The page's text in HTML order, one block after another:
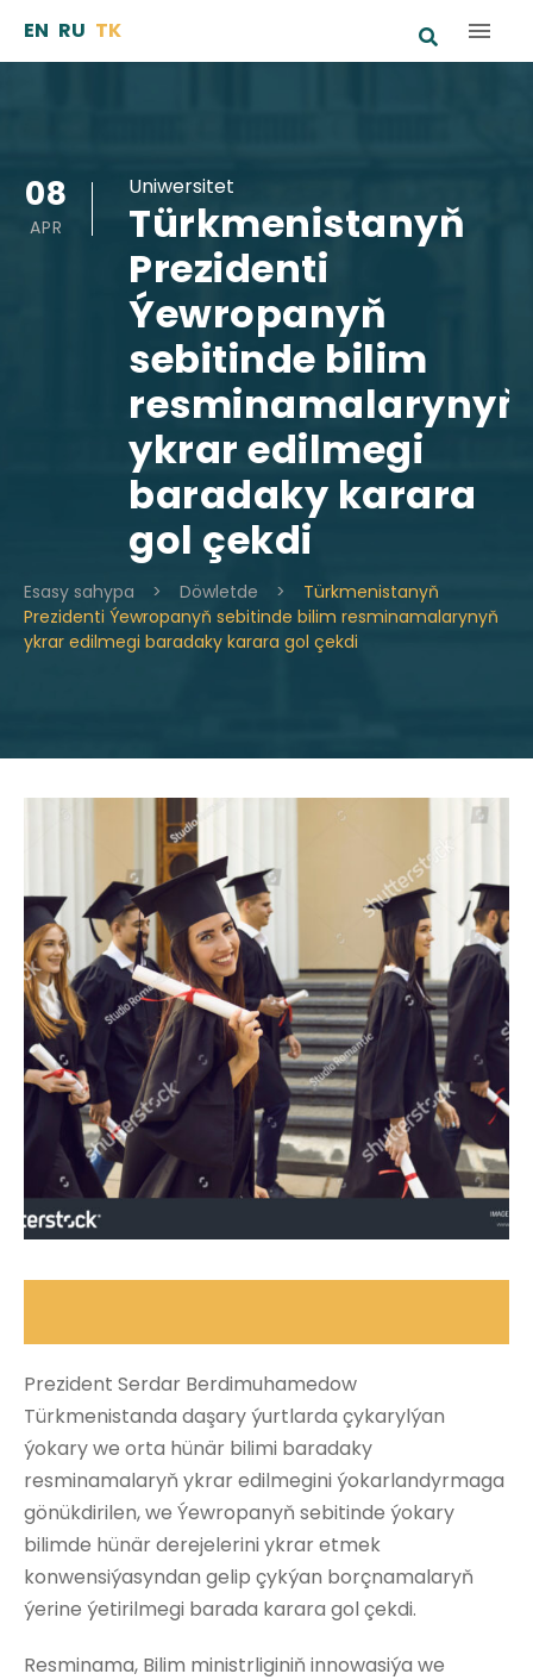
content
EN RU TK
08
APR
Uniwersitet
Türkmenistanyň
Prezidenti
Ýewropanyň
sebitinde bilim
resminamalarynyň
ykrar edilmegi
baradaky karara
gol çekdi
Esasy sahypa > Döwletde >
Türkmenistanyň
Prezidenti Ýewropanyň sebitinde bilim resminamalarynyň
ykrar edilmegi baradaky karara gol çekdi
Prezident Serdar Berdimuhamedow
Türkmenistanda daşary ýurtlarda çykarylýan
ýokary we orta hünär bilimi baradaky
resminamalaryň ykrar edilmegini ýokarlandyrmaga
gönükdirilen, we Ýewropanyň sebitinde ýokary
bilimde hünär derejelerini ykrar etmek
konwensiýasyndan gelip çykýan borçnamalaryň
ýerine ýetirilmegi barada karara gol çekdi.
Resminama, Bilim ministrliginiň innowasiýa we